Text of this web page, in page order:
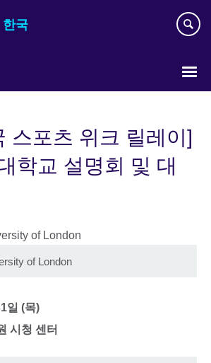
한국
스포츠 위크 릴레이]
학교 설명회 및 대
of London
일 (목)
시청 센터